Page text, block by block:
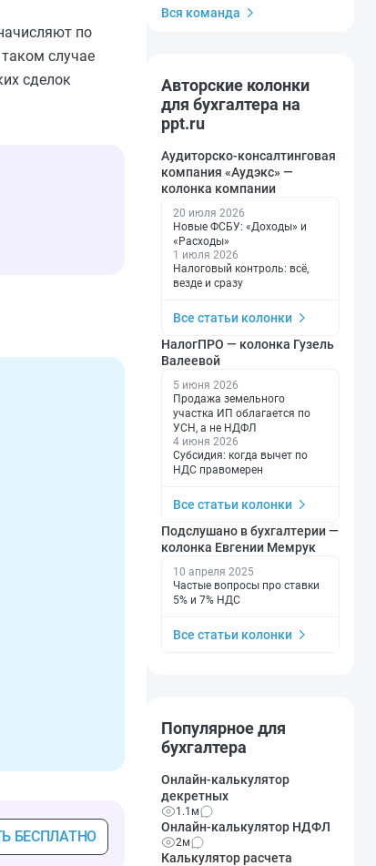
по
случае
сделок
БЕСПЛАТНО
Вся команда
Авторские колонки
для бухгалтера на
ppt.ru
Аудиторско-консалтинговая
компания «Аудэкс» —
колонка компании
20 июля 2026
Новые ФСБУ: «Доходы» и
«Расходы»
1 июля 2026
Налоговый контроль: всё,
везде и сразу
Все статьи колонки
НалогПРО — колонка Гузель
Валеевой
5 июня 2026
Продажа земельного
участка ИП облагается по
УСН, а не НДФЛ
4 июня 2026
Субсидия: когда вычет по
НДС правомерен
Все статьи колонки
Подслушано в бухгалтерии —
колонка Евгении Мемрук
10 апреля 2025
Частые вопросы про ставки
5% и 7% НДС
Все статьи колонки
Популярное для
бухгалтера
Онлайн-калькулятор
декретных
1.1м
Онлайн-калькулятор НДФЛ
2м
Калькулятор расчета